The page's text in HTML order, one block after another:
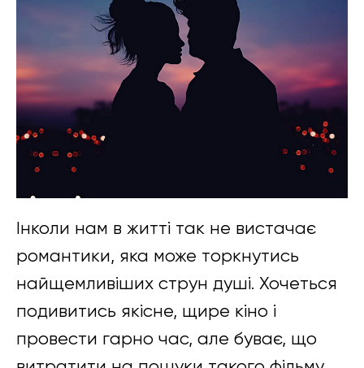
Інколи нам в житті так не вистачає
романтики, яка може торкнутись
найщемливіших струн душі. Хочеться
подивитись якісне, щире кіно і
провести гарно час, але буває, що